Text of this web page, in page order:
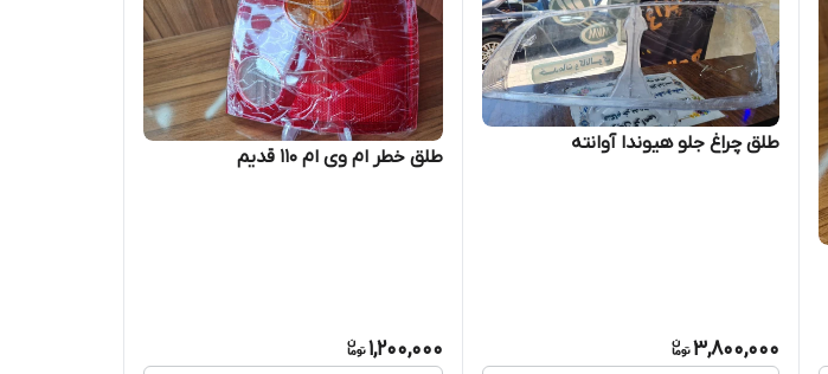
طلق چراغ جلو هیوندا آوانته
3,800,000
طلق خطر ام وی ام ۱۱۰ قدیم
1,200,000